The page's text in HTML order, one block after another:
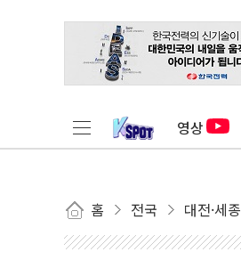
영상
홈 전국 대전·세